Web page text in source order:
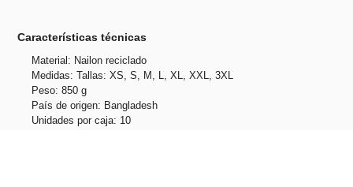
Características técnicas
Material: Nailon reciclado
Medidas: Tallas: XS, S, M, L, XL, XXL, 3XL
Peso: 850 g
País de origen: Bangladesh
Unidades por caja: 10